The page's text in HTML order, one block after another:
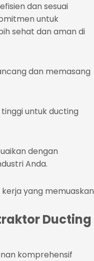
dan sesuai
untuk
sehat dan aman di
dan memasang
untuk ducting
dengan
Anda.
yang memuaskan
Ducting
komprehensif